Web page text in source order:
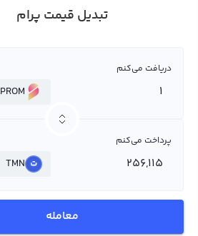
تبدیل قیمت پرام
دریافت می‌کنم
PROM
پرداخت می‌کنم
TMN
معامله